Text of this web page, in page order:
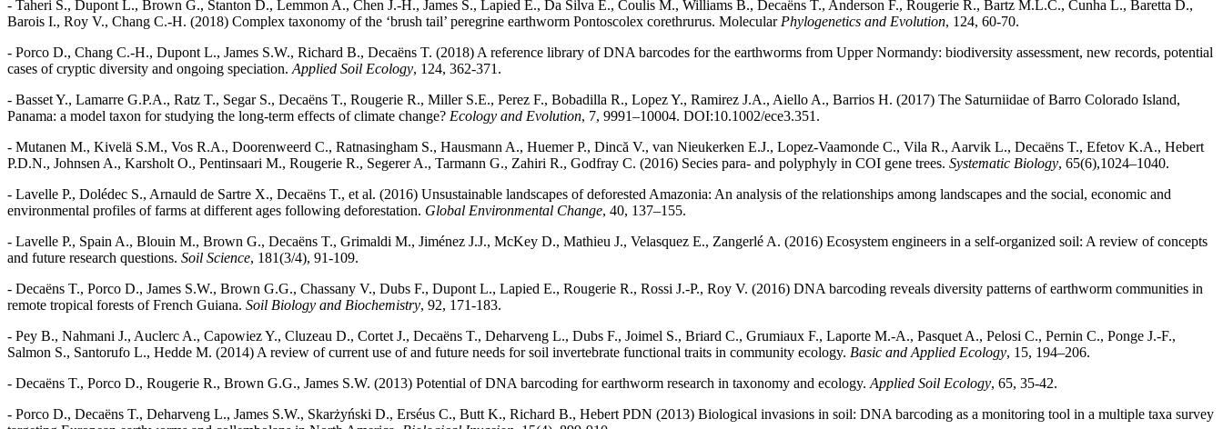
- Taheri S., Dupont L., Brown G., Stanton D., Lemmon A., Chen J.-H., James S., Lapied E., Da Silva E., Coulis M., Williams B., Decaëns T., Anderson F., Rougerie R., Bartz M.L.C., Cunha L., Baretta D.,
Barois I., Roy V., Chang C.-H. (2018) Complex taxonomy of the ‘brush tail’ peregrine earthworm Pontoscolex corethrurus. Molecular Phylogenetics and Evolution, 124, 60-70.
- Porco D., Chang C.-H., Dupont L., James S.W., Richard B., Decaëns T. (2018) A reference library of DNA barcodes for the earthworms from Upper Normandy: biodiversity assessment, new records, potential
cases of cryptic diversity and ongoing speciation. Applied Soil Ecology, 124, 362-371.
- Basset Y., Lamarre G.P.A., Ratz T., Segar S., Decaëns T., Rougerie R., Miller S.E., Perez F., Bobadilla R., Lopez Y., Ramirez J.A., Aiello A., Barrios H. (2017) The Saturniidae of Barro Colorado Island,
Panama: a model taxon for studying the long-term effects of climate change? Ecology and Evolution, 7, 9991–10004. DOI:10.1002/ece3.351.
- Mutanen M., Kivelä S.M., Vos R.A., Doorenweerd C., Ratnasingham S., Hausmann A., Huemer P., Dincă V., van Nieukerken E.J., Lopez-Vaamonde C., Vila R., Aarvik L., Decaëns T., Efetov K.A., Hebert
P.D.N., Johnsen A., Karsholt O., Pentinsaari M., Rougerie R., Segerer A., Tarmann G., Zahiri R., Godfray C. (2016) Secies para- and polyphyly in COI gene trees. Systematic Biology, 65(6),1024–1040.
- Lavelle P., Dolédec S., Arnauld de Sartre X., Decaëns T., et al. (2016) Unsustainable landscapes of deforested Amazonia: An analysis of the relationships among landscapes and the social, economic and
environmental profiles of farms at different ages following deforestation. Global Environmental Change, 40, 137–155.
- Lavelle P., Spain A., Blouin M., Brown G., Decaëns T., Grimaldi M., Jiménez J.J., McKey D., Mathieu J., Velasquez E., Zangerlé A. (2016) Ecosystem engineers in a self-organized soil: A review of concepts
and future research questions. Soil Science, 181(3/4), 91-109.
- Decaëns T., Porco D., James S.W., Brown G.G., Chassany V., Dubs F., Dupont L., Lapied E., Rougerie R., Rossi J.-P., Roy V. (2016) DNA barcoding reveals diversity patterns of earthworm communities in
remote tropical forests of French Guiana. Soil Biology and Biochemistry, 92, 171-183.
- Pey B., Nahmani J., Auclerc A., Capowiez Y., Cluzeau D., Cortet J., Decaëns T., Deharveng L., Dubs F., Joimel S., Briard C., Grumiaux F., Laporte M.-A., Pasquet A., Pelosi C., Pernin C., Ponge J.-F.,
Salmon S., Santorufo L., Hedde M. (2014) A review of current use of and future needs for soil invertebrate functional traits in community ecology. Basic and Applied Ecology, 15, 194–206.
- Decaëns T., Porco D., Rougerie R., Brown G.G., James S.W. (2013) Potential of DNA barcoding for earthworm research in taxonomy and ecology. Applied Soil Ecology, 65, 35-42.
- Porco D., Decaëns T., Deharveng L., James S.W., Skarżyński D., Erséus C., Butt K., Richard B., Hebert PDN (2013) Biological invasions in soil: DNA barcoding as a monitoring tool in a multiple taxa survey